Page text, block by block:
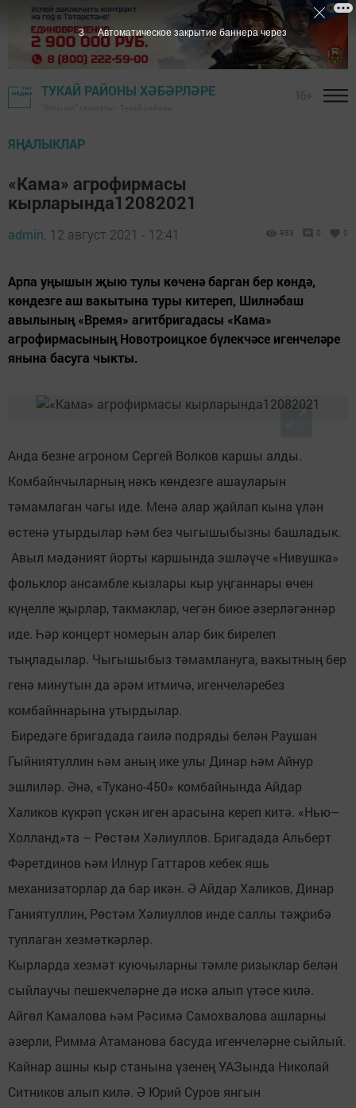
ТУКАЙ РАЙОНЫ ХӘБӘРЛӘРЕ
ЯҢАЛЫКЛАР
«Кама» агрофирмасы
кырларында12082021
admin, 12 август 2021 - 12:41 983 0 0
Арпа уңышын җыю тулы көченә барган бер көндә,
көндезге аш вакытына туры китереп, Шилнәбаш
авылының «Время» агитбригадасы «Кама»
агрофирмасының Новотроицкое бүлекчәсе игенчеләре
янына басуга чыкты.
Анда безне агроном Сергей Волков каршы алды.
Комбайнчыларның нәкъ көндезге ашауларын
тәмамлаган чагы иде. Менә алар җайлап кына үлән
өстенә утырдылар һәм без чыгышыбызны башладык.
Авыл мәдәният йорты каршында эшләүче «Нивушка»
фольклор ансамбле кызлары кыр уңганнары өчен
күңелле җырлар, такмаклар, чегән биюе әзерләгәннәр
иде. Һәр концерт номерын алар бик бирелеп
тыңладылар. Чыгышыбыз тәмамлануга, вакытның бер
генә минутын да әрәм итмичә, игенчеләребез
комбайннарына утырдылар.
Биредәге бригадада гаилә подряды белән Раушан
Гыйниятуллин һәм аның ике улы Динар һәм Айнур
эшлиләр. Әнә, «Тукано-450» комбайнында Айдар
Халиков күкрәп үскән иген арасына кереп китә. «Нью–
Холланд»та – Рөстәм Хәлиуллов. Бригадада Альберт
Фәретдинов һәм Илнур Гаттаров кебек яшь
механизаторлар да бар икән. Ә Айдар Халиков, Динар
Ганиятуллин, Рөстәм Хәлиуллов инде саллы тәҗрибә
туплаган хезмәткәрләр.
Кырларда хезмәт куючыларны тәмле ризыклар белән
сыйлаучы пешекчеләрне дә искә алып үтәсе килә.
Айгөл Камалова һәм Рәсимә Самохвалова ашларны
әзерли, Римма Атаманова басуда игенчеләрне сыйлый.
Кайнар ашны кыр станына үзенең УАЗында Николай
Ситников алып килә. Ә Юрий Суров янгын
2 Автоматическое закрытие баннера через